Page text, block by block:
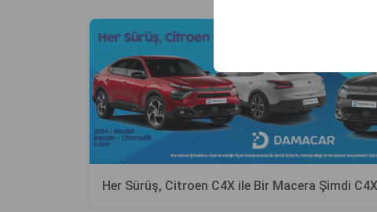
sicherzustellen, indem
Her Sürüş, Citroen C4X ile Bir Macera Şimdi